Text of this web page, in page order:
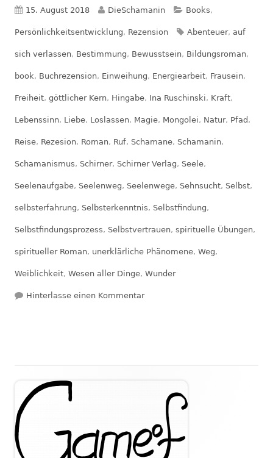
Veröffentlicht
am
15. August 2018 Autor
DieSchamanin Kategorien
Books,
Persönlichkeitsentwicklung, Rezension Schlagwörter
Abenteuer, auf
sich verlassen, Bestimmung, Bewusstsein, Bildungsroman,
book, Buchrezension, Einweihung, Energiearbeit, Frausein,
Freiheit, göttlicher Kern, Hingabe, Ina Ruschinski, Kraft,
Lebenssinn, Liebe, Loslassen, Magie, Mongolei, Natur, Pfad ,
Reise, Rezesion, Roman, Ruf, Schamane, Schamanin,
Schamanismus, Schirner, Schirner Verlag, Seele,
Seelenaufgabe, Seelenweg, Seelenwege, Sehnsucht, Selbst,
selbsterfahrung, Selbsterkenntnis, Selbstfindung,
Selbstfindungsprozess, Selbstvertrauen, spirituelle Übungen,
spiritueller Roman, unerklärliche Phänomene, Weg,
Weiblichkeit, Wesen aller Dinge, Wunder
Hinterlasse einen Kommentarzu Rezension: Seelenwege –
Haupt-
Seitenleiste